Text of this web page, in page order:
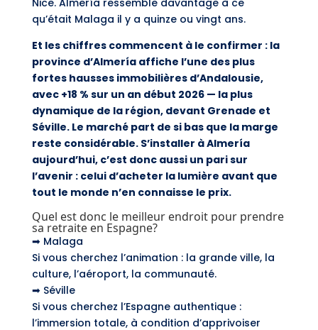
Nice. Almería ressemble davantage à ce
qu’était Malaga il y a quinze ou vingt ans.
Et les chiffres commencent à le confirmer : la
province d’Almería affiche l’une des plus
fortes hausses immobilières d’Andalousie,
avec +18 % sur un an début 2026 — la plus
dynamique de la région, devant Grenade et
Séville. Le marché part de si bas que la marge
reste considérable. S’installer à Almería
aujourd’hui, c’est donc aussi un pari sur
l’avenir : celui d’acheter la lumière avant que
tout le monde n’en connaisse le prix.
Quel est donc le meilleur endroit pour prendre
sa retraite en Espagne?
➡ Malaga
Si vous cherchez l’animation : la grande ville, la
culture, l’aéroport, la communauté.
➡ Séville
Si vous cherchez l’Espagne authentique :
l’immersion totale, à condition d’apprivoiser